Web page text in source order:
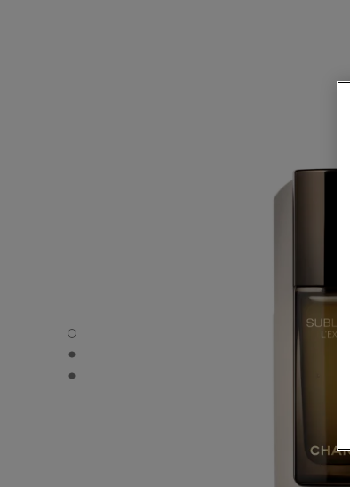
SUBLIMAGE L'EXTRAIT - Vista por defecto
SUBLIMAGE L'EXTRAIT - Vista alternativa 1
SUBLIMAGE L'EXTRAIT - Vista de la textura básica